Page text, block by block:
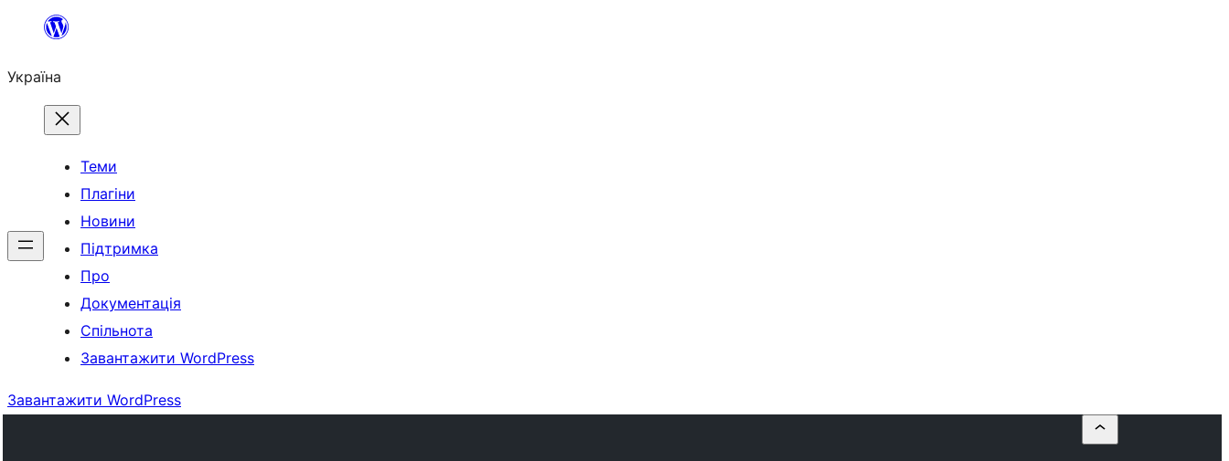
Перейти
вмісту
Україна
Теми
Плагіни
Новини
Підтримка
Про
Документація
Спільнота
Завантажити WordPress
Завантажити WordPress